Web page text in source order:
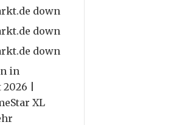
down
down
down
in
|
XL